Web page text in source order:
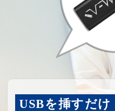
USBを挿すだけ